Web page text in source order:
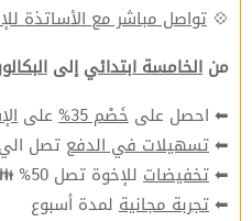
💠 تواصل مباشر مع الأساتذة
من الخامسة ابتدائي إلى
⬅ احصل على خَصْم 35% على
⬅تسهيلات في الدفع تصل الي 5 أقساط 😍
⬅تخفيضات للإخوة تصل 50% 👪
⬅تجربة مجانية لمدة أسبوع